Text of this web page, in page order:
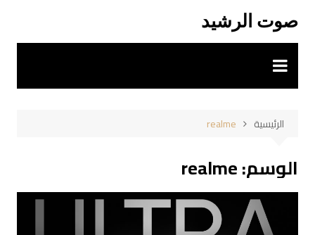
المحتوى
صوت الرشيد
الرئيسية realme
الوسم:realme